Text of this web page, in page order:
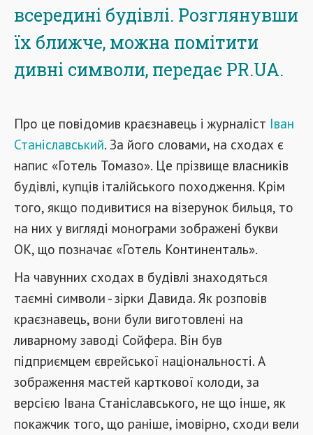
всередині будівлі. Розглянувши
їх ближче, можна помітити
дивні символи, передає PR.UA.
Про це повідомив краєзнавець і журналіст Іван
Станіславський. За його словами, на сходах є
напис «Готель Томазо». Це прізвище власників
будівлі, купців італійського походження. Крім
того, якщо подивитися на візерунок бильця, то
на них у вигляді монограми зображені букви
ОК, що позначає «Готель Континенталь».
На чавунних сходах в будівлі знаходяться
таємні символи - зірки Давида. Як розповів
краєзнавець, вони були виготовлені на
ливарному заводі Сойфера. Він був
підприємцем єврейської національності. А
зображення мастей карткової колоди, за
версією Івана Станіславського, не що інше, як
покажчик того, що раніше, імовірно, сходи вели